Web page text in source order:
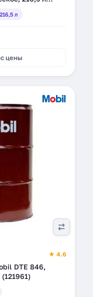
216,5 л
цены
★ 4.6
DTE 846,